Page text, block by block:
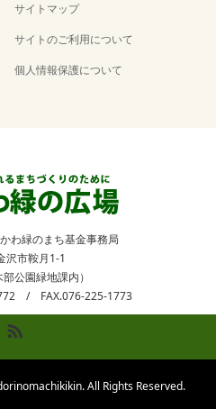
サイトマップ
サイトのご利用について
個人情報保護について
わ緑のまち基金事務局
沢市鞍月1-1
部公園緑地課内）
/ FAX.076-225-1773
All Rights Reserved.